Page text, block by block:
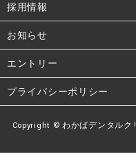
Copyright © わかばデンタルク
採用情報
お知らせ
エントリー
プライバシーポリシー